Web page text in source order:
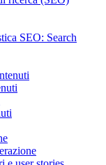
SEO: Search